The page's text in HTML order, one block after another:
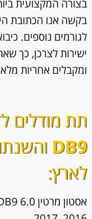
בצורה המקצועית
בקשה אנו הכתובת
לגורמים נוספים.
ישירות לצרכן, כך
ומקבלים אחריות
תת מודלים
DB9
לארץ: